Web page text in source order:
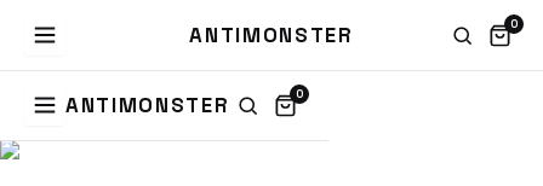
ANTIMONSTER 0
ANTIMONSTER 0